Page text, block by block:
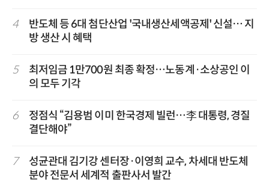
4
반도체 등 6대 첨단산업 '국내생산세액공제' 신설… 지
방 생산 시 혜택
5
최저임금 1만700원 최종 확정…노동계·소상공인 이
의 모두 기각
6
정점식 “김용범 이미 한국경제 빌런…李 대통령, 경질
결단해야”
7
성균관대 김기강 센터장·이영희 교수, 차세대 반도체
분야 전문서 세계적 출판사서 발간